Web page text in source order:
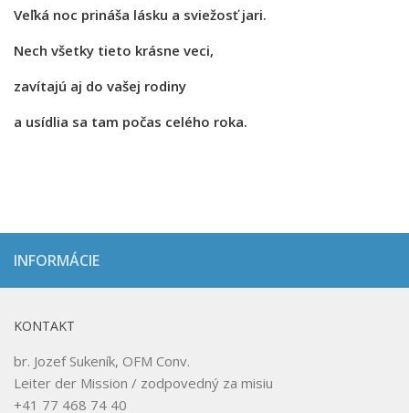
Veľká noc prináša lásku a sviežosť jari.
Nech všetky tieto krásne veci,
zavítajú aj do vašej rodiny
a usídlia sa tam počas celého roka.
INFORMÁCIE
KONTAKT
br. Jozef Sukeník, OFM Conv.
Leiter der Mission / zodpovedný za misiu
+41 77 468 74 40